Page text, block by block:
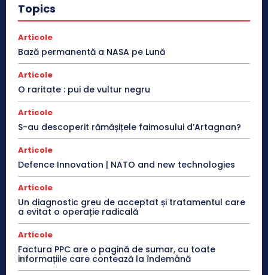
Topics
Articole
Bază permanentă a NASA pe Lună
Articole
O raritate : pui de vultur negru
Articole
S-au descoperit rămășițele faimosului d’Artagnan?
Articole
Defence Innovation | NATO and new technologies
Articole
Un diagnostic greu de acceptat și tratamentul care
a evitat o operație radicală
Articole
Factura PPC are o pagină de sumar, cu toate
informațiile care contează la îndemână